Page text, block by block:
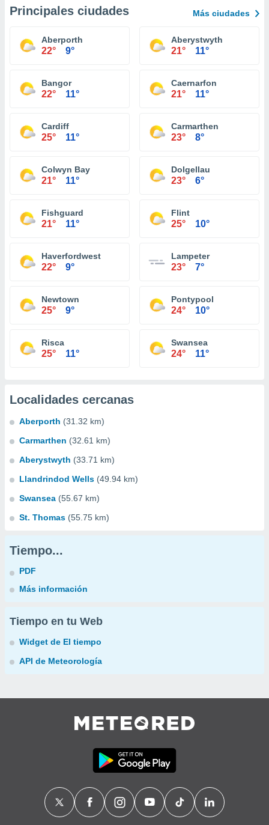
Principales ciudades Más ciudades
Aberporth
22° 9°
Aberystwyth
21° 11°
Bangor
22° 11°
Caernarfon
21° 11°
Cardiff
25° 11°
Carmarthen
23° 8°
Colwyn Bay
21° 11°
Dolgellau
23° 6°
Fishguard
21° 11°
Flint
25° 10°
Haverfordwest
22° 9°
Lampeter
23° 7°
Newtown
25° 9°
Pontypool
24° 10°
Risca
25° 11°
Swansea
24° 11°
Localidades cercanas
Aberporth (31.32 km)
Carmarthen (32.61 km)
Aberystwyth (33.71 km)
Llandrindod Wells (49.94 km)
Swansea (55.67 km)
St. Thomas (55.75 km)
Tiempo...
PDF
Más información
Tiempo en tu Web
Widget de El tiempo
API de Meteorología